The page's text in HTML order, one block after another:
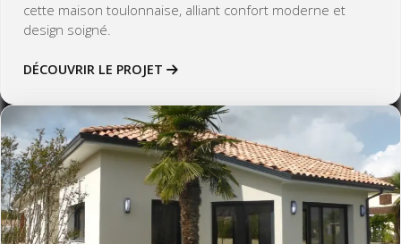
cette maison toulonnaise, alliant confort moderne et
design soigné.
DÉCOUVRIR LE PROJET